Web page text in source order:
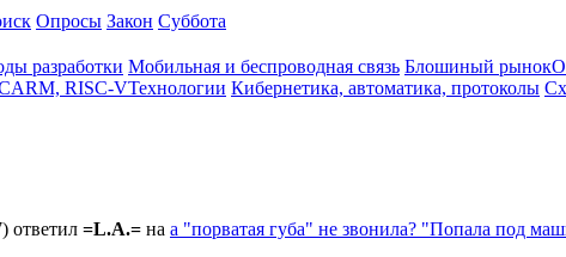
Опросы Закон Суббота
разработки Мобильная и беспроводная связь Блошиный рынок
ARM, RISC-VТехнологии Кибернетика, автоматика, протоколы
ответил =L.A.= на а "порватая губа" не звонила? "Попала под